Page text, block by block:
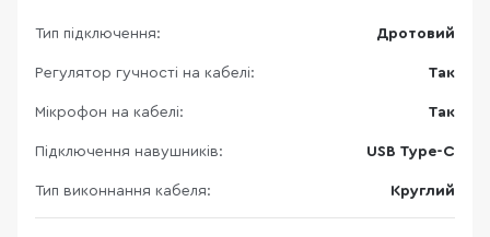
Тип підключення: Дротовий
Регулятор гучності на кабелі: Так
Мікрофон на кабелі: Так
Підключення навушників: USB Type-C
Тип виконнання кабеля: Круглий